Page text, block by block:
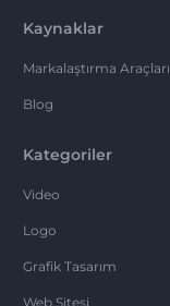
Kaynaklar
Markalaştırma Araçları
Blog
Kategoriler
Video
Logo
Grafik Tasarım
Web Sitesi